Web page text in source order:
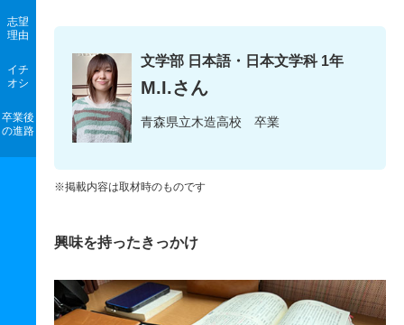
志望
理由
イチ
オシ
卒業後
の進路
文学部 日本語・日本文学科 1年
M.I.さん
青森県立木造高校 卒業
※掲載内容は取材時のものです
興味を持ったきっかけ